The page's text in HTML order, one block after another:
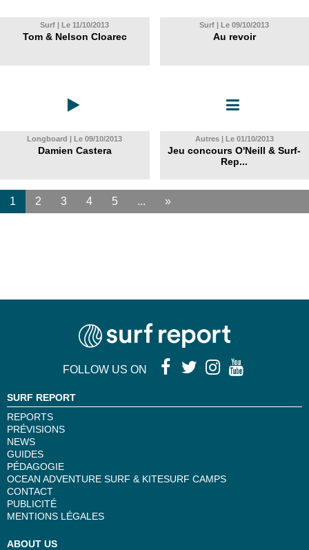
Surf | Le 11/10/2013
Tom & Nelson Cloarec
Surf | Le 09/10/2013
Au revoir
Longboard | Le 09/10/2013
Damien Castera
Autres | Le 01/10/2013
Jeu concours O'Neill & Surf-
Rep...
1 2 3 4 5 ... »
FOLLOW US ON
SURF REPORT
REPORTS
PRÉVISIONS
NEWS
GUIDES
PÉDAGOGIE
OCEAN ADVENTURE SURF & KITESURF CAMPS
CONTACT
PUBLICITÉ
MENTIONS LÉGALES
ABOUT US